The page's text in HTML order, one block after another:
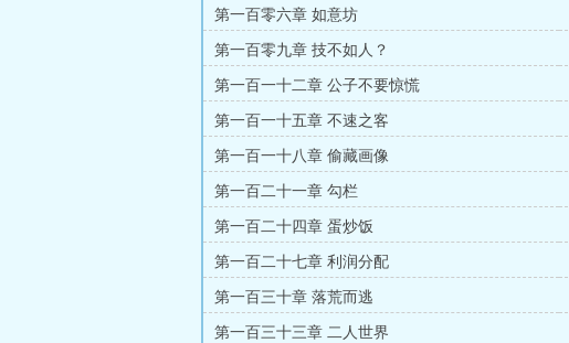
第一百零六章 如意坊
第一百零九章 技不如人？
第一百一十二章 公子不要惊慌
第一百一十五章 不速之客
第一百一十八章 偷藏画像
第一百二十一章 勾栏
第一百二十四章 蛋炒饭
第一百二十七章 利润分配
第一百三十章 落荒而逃
第一百三十三章 二人世界